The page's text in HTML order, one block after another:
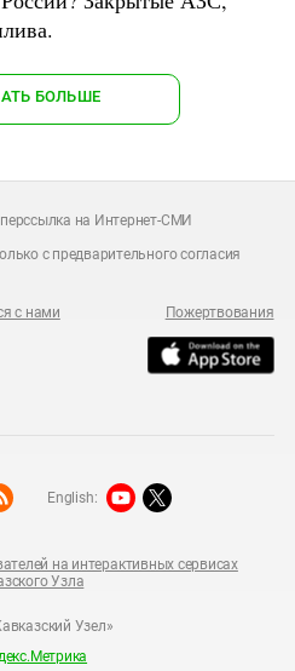
БОЛЬШЕ
на Интернет-СМИ
с предварительного согласия
с нами Пожертвования
Узел»
на интерактивных сервисах
Узла
English: